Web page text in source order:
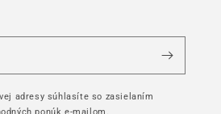
adresy súhlasíte so zasielaním